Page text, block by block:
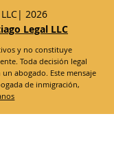
2026
Legal LLC
y no constituye
Toda decisión legal
abogado. Este mensaje
de inmigración,